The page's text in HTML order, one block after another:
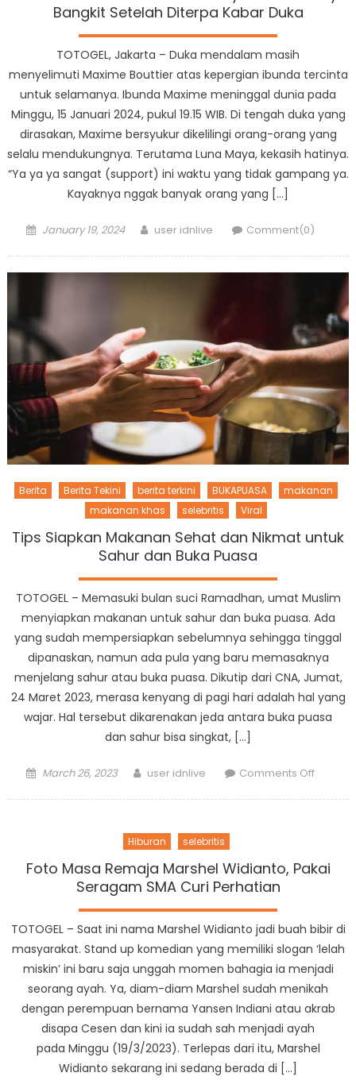
Bangkit Setelah Diterpa Kabar Duka
TOTOGEL, Jakarta – Duka mendalam masih
menyelimuti Maxime Bouttier atas kepergian ibunda tercinta
untuk selamanya. Ibunda Maxime meninggal dunia pada
Minggu, 15 Januari 2024, pukul 19.15 WIB. Di tengah duka yang
dirasakan, Maxime bersyukur dikelilingi orang-orang yang
selalu mendukungnya. Terutama Luna Maya, kekasih hatinya.
“Ya ya ya sangat (support) ini waktu yang tidak gampang ya.
Kayaknya nggak banyak orang yang […]
Posted
January 19, 2024 Author
user idnlive Comment(0)
Berita Berita Tekini berita terkini BUKAPUASA
makanan
makanan khas
selebritis Viral
Tips Siapkan Makanan Sehat dan Nikmat untuk
Sahur dan Buka Puasa
TOTOGEL – Memasuki bulan suci Ramadhan, umat Muslim
menyiapkan makanan untuk sahur dan buka puasa. Ada
yang sudah mempersiapkan sebelumnya sehingga tinggal
dipanaskan, namun ada pula yang baru memasaknya
menjelang sahur atau buka puasa. Dikutip dari CNA, Jumat,
24 Maret 2023, merasa kenyang di pagi hari adalah hal yang
wajar. Hal tersebut dikarenakan jeda antara buka puasa
dan sahur bisa singkat, […]
Posted
March 26, 2023 Author
user idnlive Comments Offon
dan
dan
Buka
Puasa
Hiburan selebritis
Foto Masa Remaja Marshel Widianto, Pakai
Seragam SMA Curi Perhatian
TOTOGEL – Saat ini nama Marshel Widianto jadi buah bibir di
masyarakat. Stand up komedian yang memiliki slogan ‘lelah
miskin’ ini baru saja unggah momen bahagia ia menjadi
seorang ayah. Ya, diam-diam Marshel sudah menikah
dengan perempuan bernama Yansen Indiani atau akrab
disapa Cesen dan kini ia sudah sah menjadi ayah
pada Minggu (19/3/2023). Terlepas dari itu, Marshel
Widianto sekarang ini sedang berada di […]